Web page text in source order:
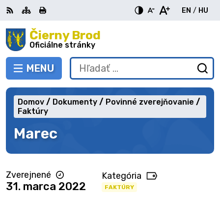
Preskočiť
na
obsah Čierny Brod
Oficiálne stránky
PREPNÚŤ
MENU
RSS MapaTlačiť
EN
English
/ HU
Hľadať:
Marec
Domov Dokumenty
Povinné zverejňovanie
Faktúry
Zverejnené
31. marca 2022
Kategória
FAKTÚRY